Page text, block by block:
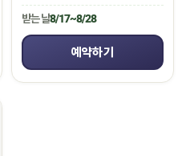
받는 날8/17~8/28
예약하기